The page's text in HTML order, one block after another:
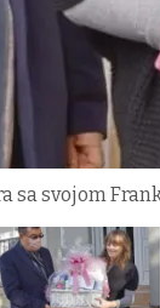
sa svojom